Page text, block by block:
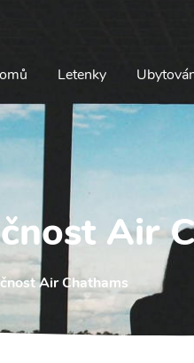
Letenky
Air
Air Chathams